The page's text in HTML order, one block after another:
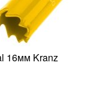
16мм Kranz